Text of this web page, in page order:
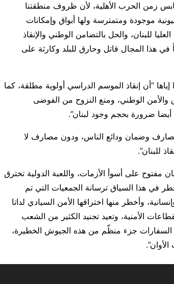
زمن الحرب الأهلية، لأن ظروف منطقتنا
موجودة ومتمترسة ولها أبواق وإمكانات
للبنان، والحل بالتضامن الوطني والإنقاذ
هذا المجال قاتل وحارق للبلد وكارثة على
“أن إنقاذ الموسم الدراسي أولوية مطلقة، كما
والأمن الوطني، ومنع النزوح من الفوضى
ضرورة بحجم وجود لبنان”.
وضمان ودائع الناس، ودون مصارف لا
للبنان”.
مفتوح على أسوأ الأزمات، واللعبة الدولية تخترق
في هذا السياق ترسانة الجمعيات التي تم
وأخطر منها اختراقها الأمن السيادي لداتا
الأمنية، وتعيد تجنيد الكثير من الشعب
السفارات جزء منظّم من هذه الجيوش الخطيرة،